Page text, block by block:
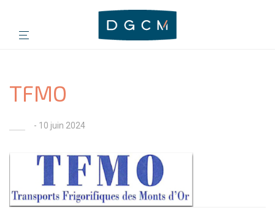
TFMO
- 10 juin 2024